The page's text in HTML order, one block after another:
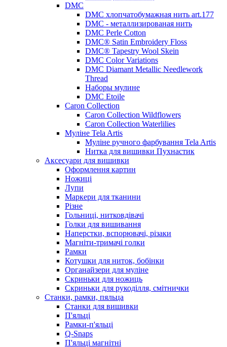
DMC
DMC хлопчатобумажная нить art.177
DMC - металлизированая нить
DMC Perle Cotton
DMC® Satin Embroidery Floss
DMC® Tapestry Wool Skein
DMC Color Variations
DMC Diamant Metallic Needlework
Thread
Наборы мулине
DMC Etoile
Caron Collection
Caron Collection Wildflowers
Caron Collection Waterlilies
Муліне Tela Artis
Муліне ручного фарбування Tela Artis
Нитка для вишивки Пухнастик
Аксесуари для вишивки
Оформлення картин
Ножиці
Лупи
Маркери для тканини
Різне
Гольниці, нитковдівачі
Голки для вишивання
Наперстки, вспорювачі, різаки
Магніти-тримачі голки
Рамки
Котушки для ниток, бобінки
Органайзери для муліне
Скриньки для ножиць
Скриньки для рукоділля, смітнички
Станки, рамки, пяльца
Станки для вишивки
П'яльці
Рамки-п'яльці
Q-Snaps
П'яльці магнітні